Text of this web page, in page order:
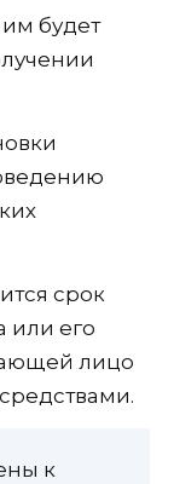
будет
срок
или его
лицо
к